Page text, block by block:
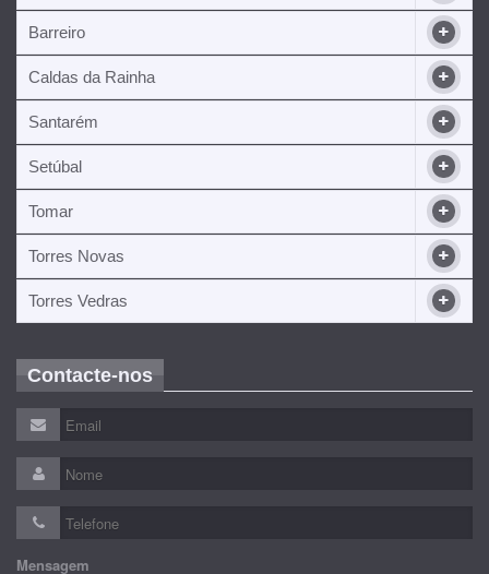
Barreiro
Caldas da Rainha
Santarém
Setúbal
Tomar
Torres Novas
Torres Vedras
Contacte-nos
Mensagem